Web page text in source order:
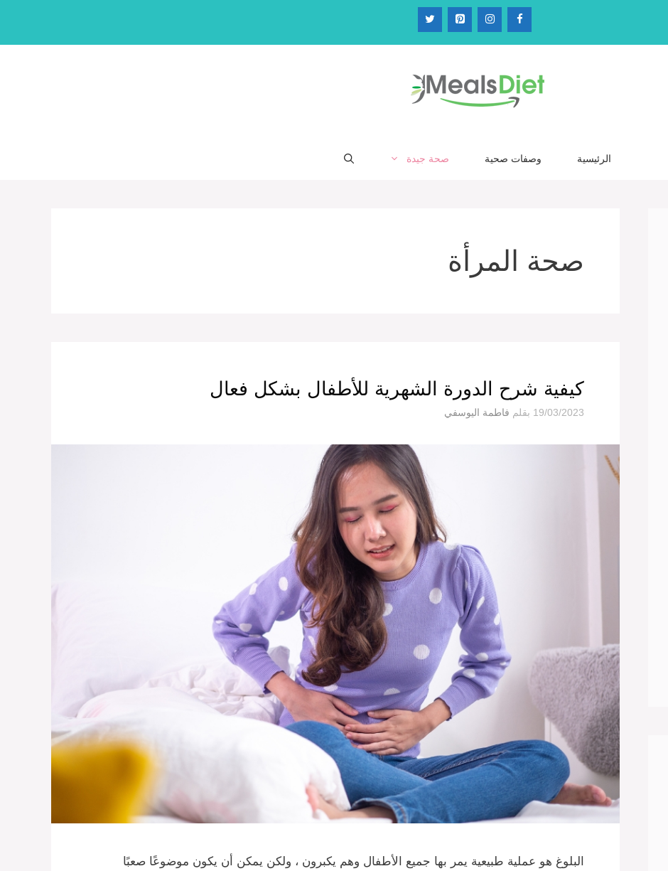
الرئيسية وصفات صحية صحة جيدة
صحة المرأة
كيفية شرح الدورة الشهرية للأطفال بشكل فعال
19/03/2023 بقلم فاطمة اليوسفي
البلوغ هو عملية طبيعية يمر بها جميع الأطفال وهم يكبرون ، ولكن يمكن أن يكون موضوعًا صعبًا